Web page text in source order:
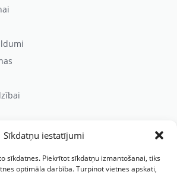
Sīkdatņu iestatījumi
sīkdatnes. Piekrītot sīkdatņu izmantošanai, tiks
optimāla darbība. Turpinot vietnes apskati,
“PARIS”